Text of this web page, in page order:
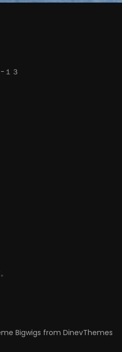
１３
Bigwigs from DinevThemes